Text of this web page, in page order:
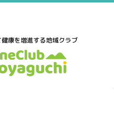
康を増進する地域クラブ